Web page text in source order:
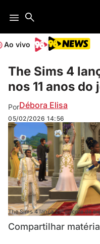
Ao vivo
The Sims 4
nos 11 anos do
PorDébora Elisa
05/02/2026 14:56
The Sims 4 lança 21º pacote de
Compartilhar matéria